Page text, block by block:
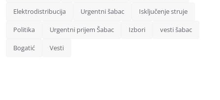
Elektrodistribucija Urgentni šabac Isključenje struje
Politika Urgentni prijem Šabac Izbori vesti šabac
Bogatić Vesti